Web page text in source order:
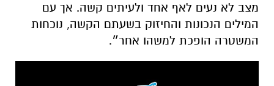
מצב לא נעים לאף אחד ולעיתים קשה. אך עם
המילים הנכונות והחיזוק בשעתם הקשה, נוכחות
המשטרה הופכת למשהו אחר״.